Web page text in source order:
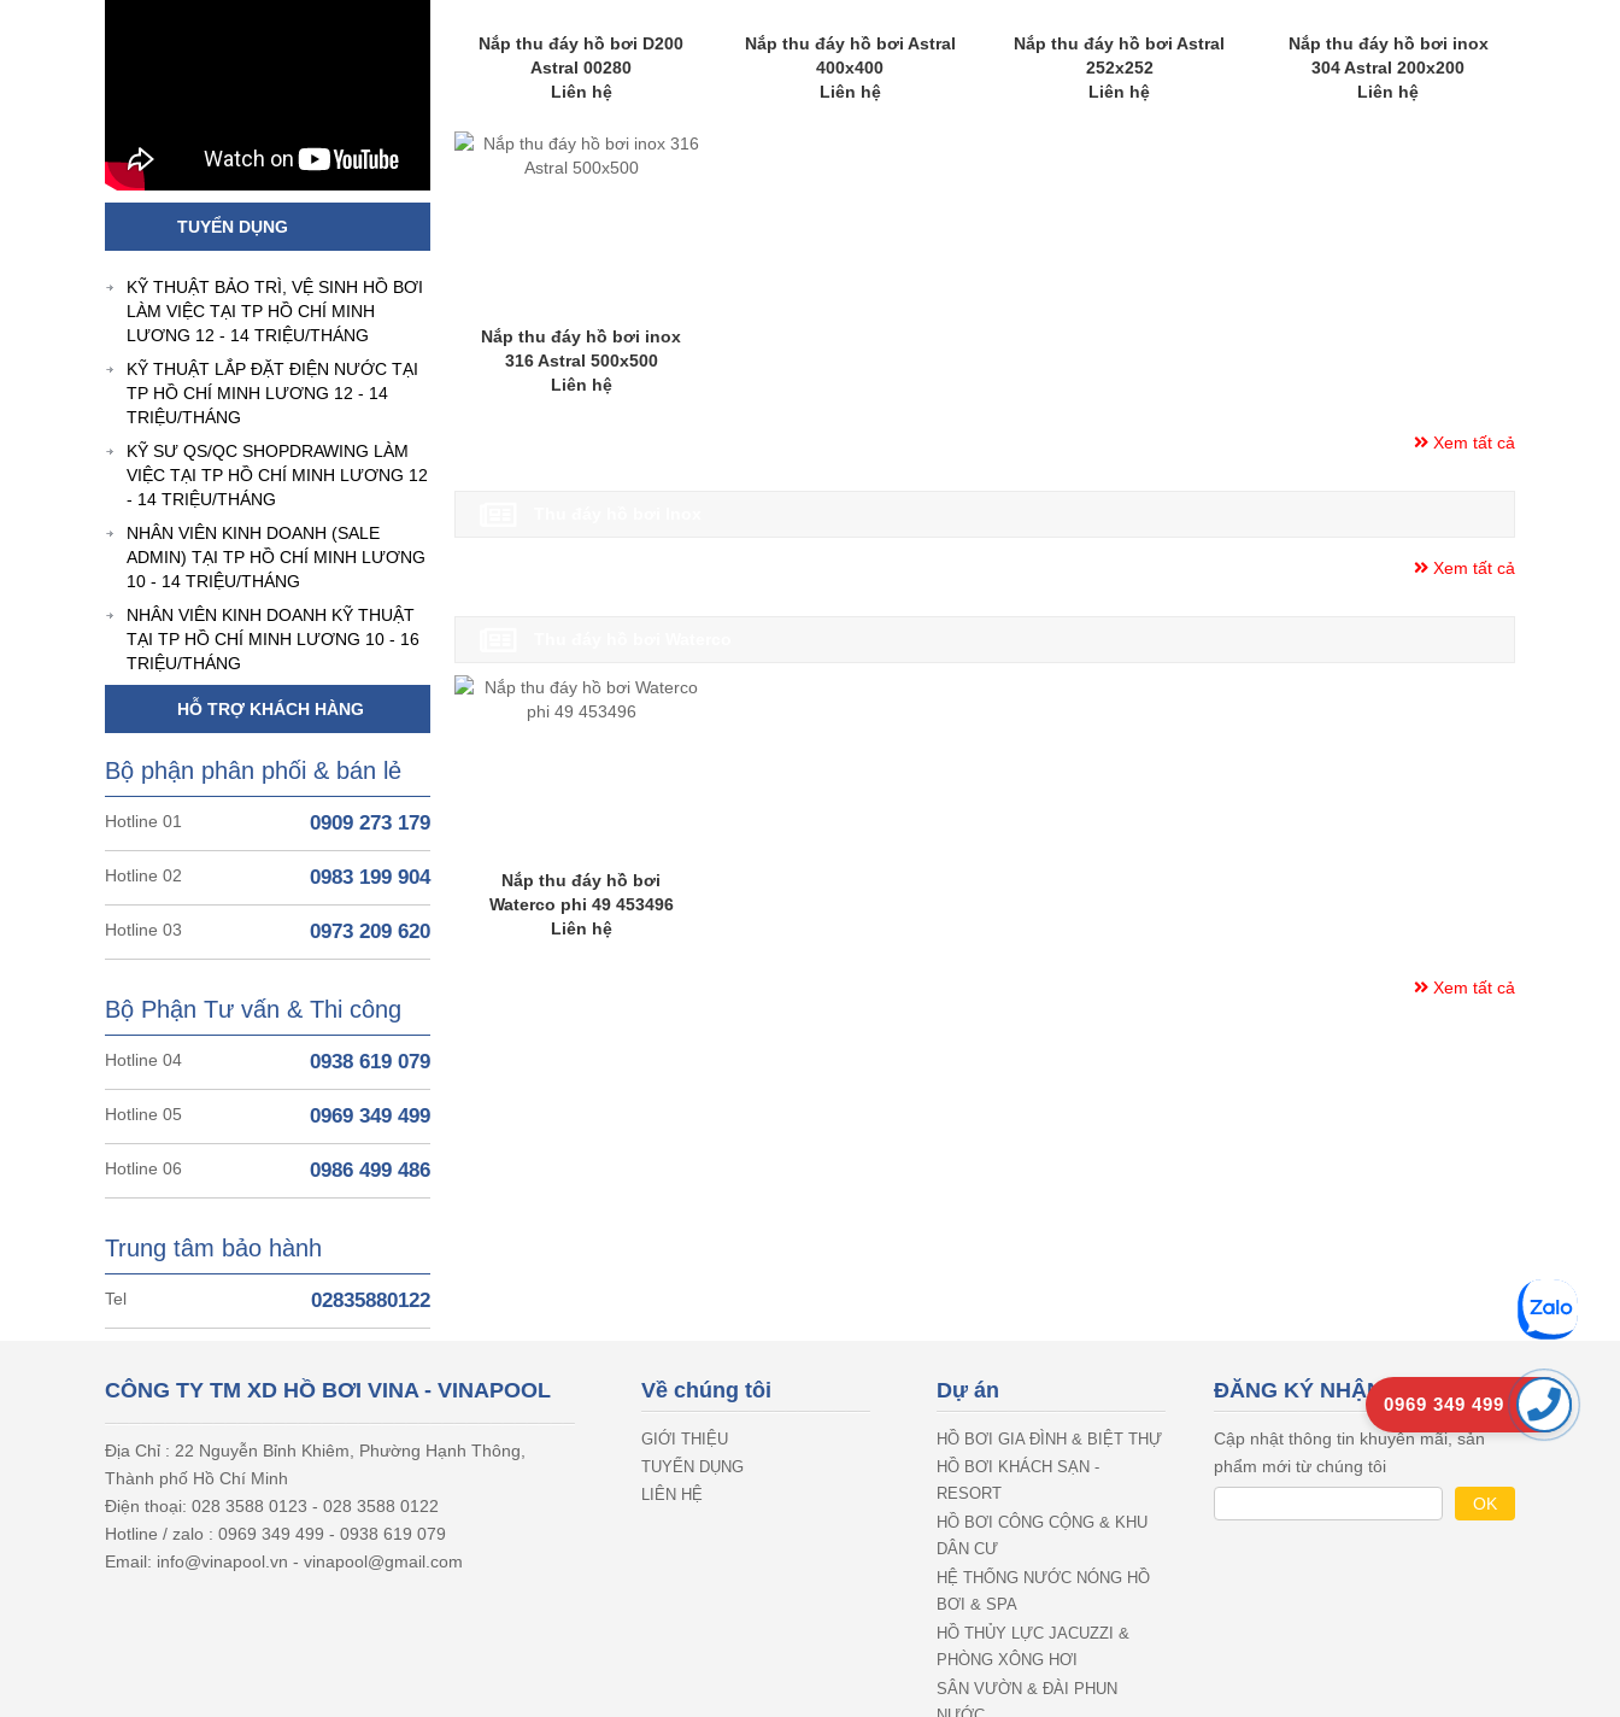
0969 349 499
TUYỂN DỤNG
KỸ THUẬT BẢO TRÌ, VỆ SINH HỒ BƠI
LÀM VIỆC TẠI TP HỒ CHÍ MINH
LƯƠNG 12 - 14 TRIỆU/THÁNG
KỸ THUẬT LẮP ĐẶT ĐIỆN NƯỚC TẠI
TP HỒ CHÍ MINH LƯƠNG 12 - 14
TRIỆU/THÁNG
KỸ SƯ QS/QC SHOPDRAWING LÀM
VIỆC TẠI TP HỒ CHÍ MINH LƯƠNG 12
- 14 TRIỆU/THÁNG
NHÂN VIÊN KINH DOANH (SALE
ADMIN) TẠI TP HỒ CHÍ MINH LƯƠNG
10 - 14 TRIỆU/THÁNG
NHÂN VIÊN KINH DOANH KỸ THUẬT
TẠI TP HỒ CHÍ MINH LƯƠNG 10 - 16
TRIỆU/THÁNG
HỖ TRỢ KHÁCH HÀNG
Bộ phận phân phối & bán lẻ
Hotline 01 0909 273 179
Hotline 02 0983 199 904
Hotline 03 0973 209 620
Bộ Phận Tư vấn & Thi công
Hotline 04 0938 619 079
Hotline 05 0969 349 499
Hotline 06 0986 499 486
Trung tâm bảo hành
Tel 02835880122
Nắp thu đáy hồ bơi D200
Astral 00280
Liên hệ
Nắp thu đáy hồ bơi Astral
400x400
Liên hệ
Nắp thu đáy hồ bơi Astral
252x252
Liên hệ
Nắp thu đáy hồ bơi inox
304 Astral 200x200
Liên hệ
Nắp thu đáy hồ bơi inox
316 Astral 500x500
Liên hệ
Xem tất cả
Xem tất cả
Nắp thu đáy hồ bơi
Waterco phi 49 453496
Liên hệ
Xem tất cả
CÔNG TY TM XD HỒ BƠI VINA - VINAPOOL
Địa Chỉ : 22 Nguyễn Bỉnh Khiêm, Phường Hạnh Thông,
Thành phố Hồ Chí Minh
Điện thoại: 028 3588 0123 - 028 3588 0122
Hotline / zalo : 0969 349 499 - 0938 619 079
Email: info@vinapool.vn - vinapool@gmail.com
Về chúng tôi
GIỚI THIỆU
TUYỂN DỤNG
LIÊN HỆ
Dự án
HỒ BƠI GIA ĐÌNH & BIỆT THỰ
HỒ BƠI KHÁCH SẠN -
RESORT
HỒ BƠI CÔNG CỘNG & KHU
DÂN CƯ
HỆ THỐNG NƯỚC NÓNG HỒ
BƠI & SPA
HỒ THỦY LỰC JACUZZI &
PHÒNG XÔNG HƠI
SÂN VƯỜN & ĐÀI PHUN
ĐĂNG KÝ NHẬN EMAIL
Cập nhật thông tin khuyên mãi, sản
phẩm mới từ chúng tôi